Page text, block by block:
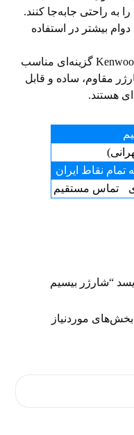
به راحتی جابه‌جا کنند.
بیشتر در استفاده
در نهایت، شارژر بیسیم Kenwood 3207-New گزینه‌ای مناسب
مقاوم، ساده و قابل
هستند.
نقاط ایران
تماس مستقیم
“شارژر بیسیم
بخش‌های موردنیاز